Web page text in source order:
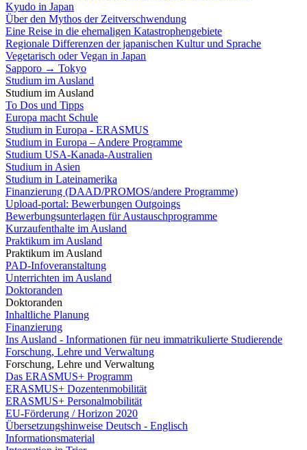
Kyudo in Japan
Über den Mythos der Zeitverschwendung
Eine Reise in die ehemaligen Katastrophengebiete
Regionale Differenzen der japanischen Kultur und Sprache
Vegetarisch oder Vegan in Japan
Sapporo → Tokyo
Studium im Ausland
Studium im Ausland
To Dos und Tipps
Europa macht Schule
Studium in Europa - ERASMUS
Studium in Europa – Andere Programme
Studium USA-Kanada-Australien
Studium in Asien
Studium in Lateinamerika
Finanzierung (DAAD/PROMOS/andere Programme)
Upload-portal: Bewerbungen Outgoings
Bewerbungsunterlagen für Austauschprogramme
Kurzaufenthalte im Ausland
Praktikum im Ausland
Praktikum im Ausland
PAD-Infoveranstaltung
Unterrichten im Ausland
Doktoranden
Doktoranden
Inhaltliche Planung
Finanzierung
Ins Ausland - Informationen für neu immatrikulierte Studierende
Forschung, Lehre und Verwaltung
Forschung, Lehre und Verwaltung
Das ERASMUS+ Programm
ERASMUS+ Dozentenmobilität
ERASMUS+ Personalmobilität
EU-Förderung / Horizon 2020
Übersetzungshinweise Deutsch - Englisch
Informationsmaterial